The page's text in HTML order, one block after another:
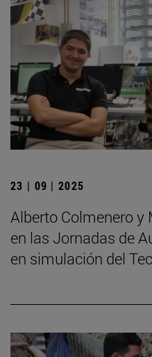
23 | 09 | 2025
Alberto Colmenero y
en las Jornadas de
en simulación del